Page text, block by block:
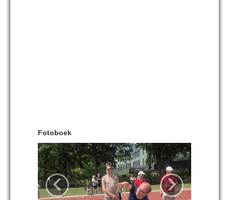
Fotoboek
‹ ›